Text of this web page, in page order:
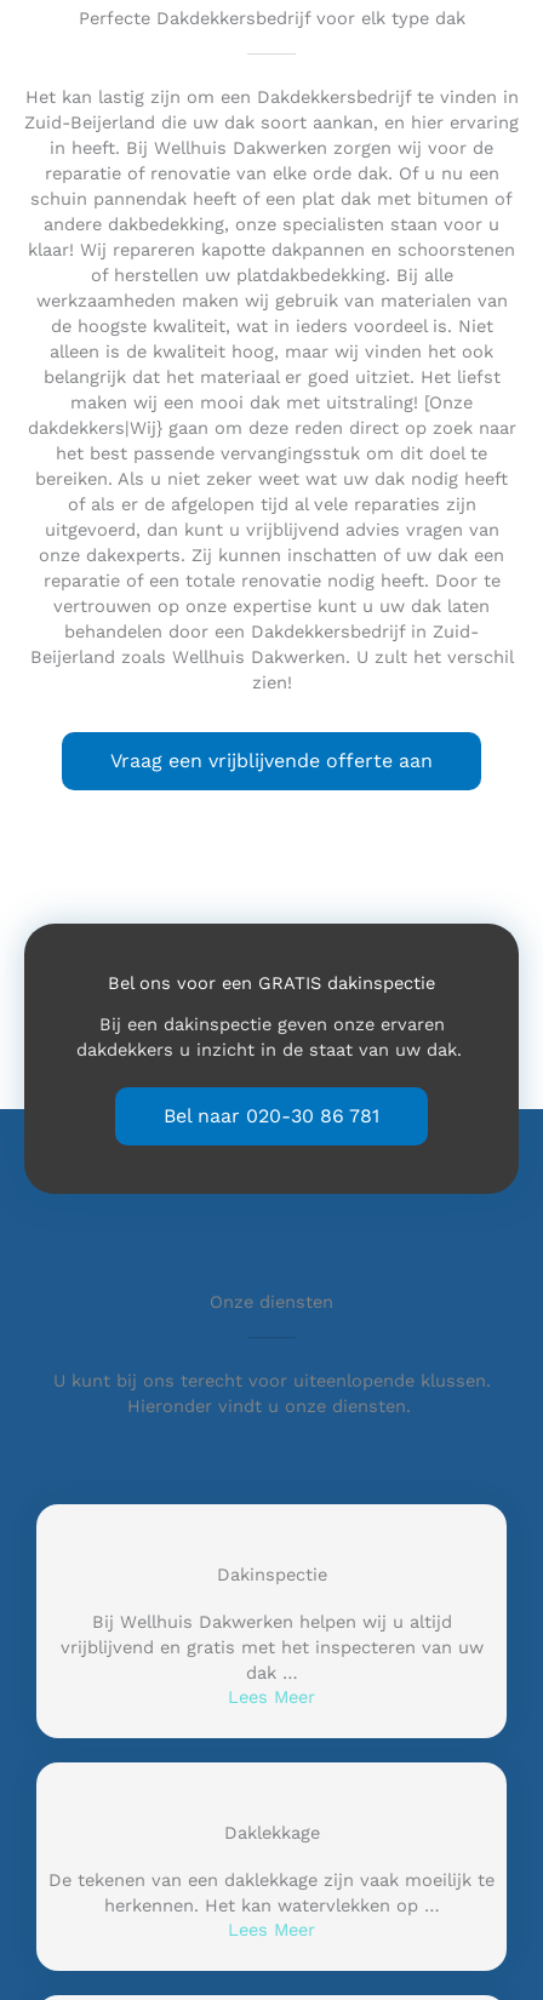
Perfecte Dakdekkersbedrijf voor elk type dak
Het kan lastig zijn om een Dakdekkersbedrijf te vinden in
Zuid-Beijerland die uw dak soort aankan, en hier ervaring
in heeft. Bij Wellhuis Dakwerken zorgen wij voor de
reparatie of renovatie van elke orde dak. Of u nu een
schuin pannendak heeft of een plat dak met bitumen of
andere dakbedekking, onze specialisten staan voor u
klaar! Wij repareren kapotte dakpannen en schoorstenen
of herstellen uw platdakbedekking. Bij alle
werkzaamheden maken wij gebruik van materialen van
de hoogste kwaliteit, wat in ieders voordeel is. Niet
alleen is de kwaliteit hoog, maar wij vinden het ook
belangrijk dat het materiaal er goed uitziet. Het liefst
maken wij een mooi dak met uitstraling! [Onze
dakdekkers|Wij} gaan om deze reden direct op zoek naar
het best passende vervangingsstuk om dit doel te
bereiken. Als u niet zeker weet wat uw dak nodig heeft
of als er de afgelopen tijd al vele reparaties zijn
uitgevoerd, dan kunt u vrijblijvend advies vragen van
onze dakexperts. Zij kunnen inschatten of uw dak een
reparatie of een totale renovatie nodig heeft. Door te
vertrouwen op onze expertise kunt u uw dak laten
behandelen door een Dakdekkersbedrijf in Zuid-
Beijerland zoals Wellhuis Dakwerken. U zult het verschil
zien!
Vraag een vrijblijvende offerte aan
Bel ons voor een GRATIS dakinspectie
Bij een dakinspectie geven onze ervaren
dakdekkers u inzicht in de staat van uw dak.
Bel naar 020-30 86 781
Onze diensten
U kunt bij ons terecht voor uiteenlopende klussen.
Hieronder vindt u onze diensten.
Dakinspectie
Bij Wellhuis Dakwerken helpen wij u altijd
vrijblijvend en gratis met het inspecteren van uw
dak …
Lees Meer
Daklekkage
De tekenen van een daklekkage zijn vaak moeilijk te
herkennen. Het kan watervlekken op …
Lees Meer